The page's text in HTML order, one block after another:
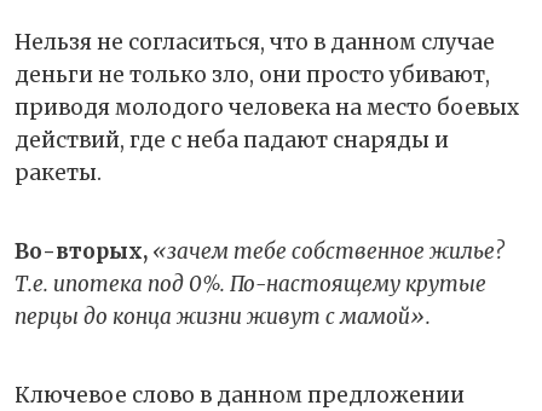
Нельзя не согласиться, что в данном случае
деньги не только зло, они просто убивают,
приводя молодого человека на место боевых
действий, где с неба падают снаряды и
ракеты.
Во-вторых, «зачем тебе собственное жилье?
Т.е. ипотека под 0%. По-настоящему крутые
перцы до конца жизни живут с мамой».
Ключевое слово в данном предложении